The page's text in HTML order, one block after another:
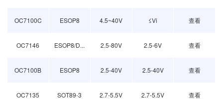
OC7100C ESOP8 4.5~40V ≤Vi 查看
OC7146 ESOP8/D... 2.5-80V 2.5-6V 查看
OC7100B ESOP8 2.5-40V 2.5-40V 查看
OC7135 SOT89-3 2.7-5.5V 2.7-5.5V 查看